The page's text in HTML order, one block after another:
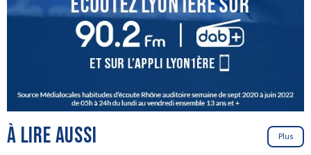
À LIRE AUSSI Plus